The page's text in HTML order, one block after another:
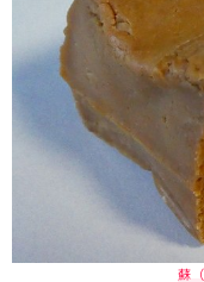
蘇